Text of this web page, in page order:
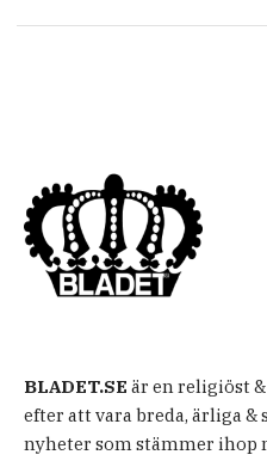
BLADET.SE är en religiöst
efter att vara breda, ärliga &
nyheter som stämmer ihop